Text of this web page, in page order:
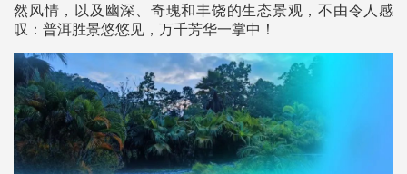
然风情，以及幽深、奇瑰和丰饶的生态景观，不由令人感
叹：普洱胜景悠悠见，万千芳华一掌中！